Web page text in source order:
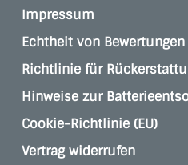
Impressum
Echtheit von Bewertungen
Richtlinie für
Hinweise zur
Cookie-Richtlinie (EU)
Vertrag widerrufen